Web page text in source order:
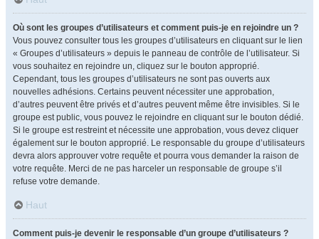
Où sont les groupes d’utilisateurs et comment puis-je en rejoindre un ?
Vous pouvez consulter tous les groupes d’utilisateurs en cliquant sur le lien
« Groupes d’utilisateurs » depuis le panneau de contrôle de l’utilisateur. Si
vous souhaitez en rejoindre un, cliquez sur le bouton approprié.
Cependant, tous les groupes d’utilisateurs ne sont pas ouverts aux
nouvelles adhésions. Certains peuvent nécessiter une approbation,
d’autres peuvent être privés et d’autres peuvent même être invisibles. Si le
groupe est public, vous pouvez le rejoindre en cliquant sur le bouton dédié.
Si le groupe est restreint et nécessite une approbation, vous devez cliquer
également sur le bouton approprié. Le responsable du groupe d’utilisateurs
devra alors approuver votre requête et pourra vous demander la raison de
votre requête. Merci de ne pas harceler un responsable de groupe s’il
refuse votre demande.
Haut
Comment puis-je devenir le responsable d’un groupe d’utilisateurs ?